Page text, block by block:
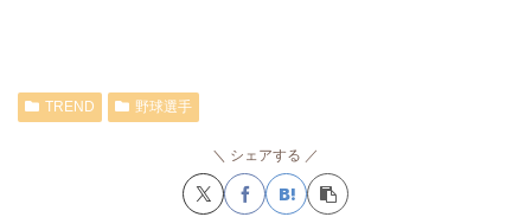
TREND 野球選手
シェアする